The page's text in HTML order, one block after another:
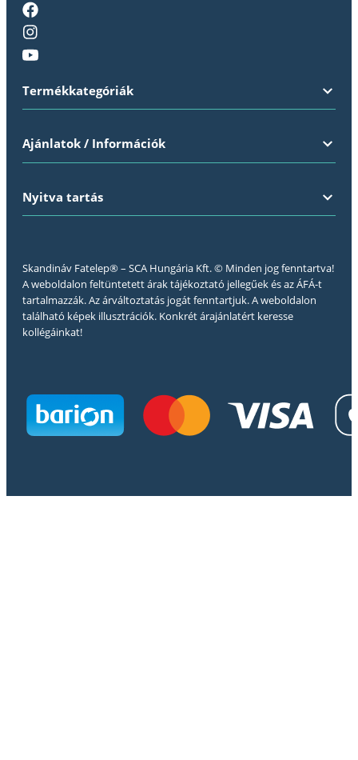
Termékkategóriák
Ajánlatok / Információk
Nyitva tartás
Skandináv Fatelep® – SCA Hungária Kft. © Minden jog fenntartva!
A weboldalon feltüntetett árak tájékoztató jellegűek és az ÁFÁ-t
tartalmazzák. Az árváltoztatás jogát fenntartjuk. A weboldalon
található képek illusztrációk. Konkrét árajánlatért keresse
kollégáinkat!